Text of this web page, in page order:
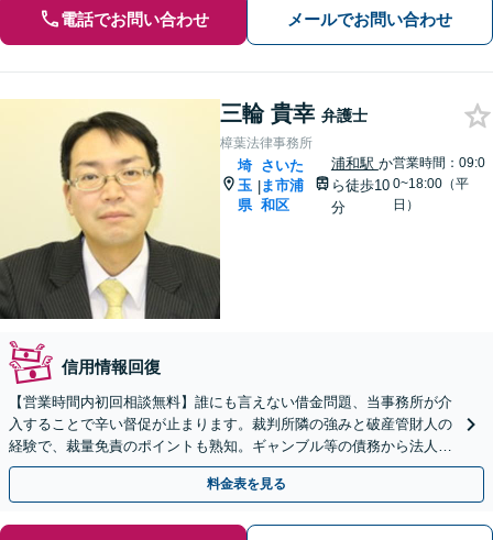
電話でお問い合わせ メールでお問い合わせ
三輪 貴幸 弁護士
樟葉法律事務所
埼
玉
県
|
さいた
ま市浦
和区
浦和駅 か
ら徒歩10
分
営業時間：09:0
0~18:00（平
日）
信用情報回復
【営業時間内初回相談無料】誰にも言えない借金問題、当事務所が介
入することで辛い督促が止まります。裁判所隣の強みと破産管財人の
経験で、裁量免責のポイントも熟知。ギャンブル等の債務から法人破
産まで広く対応。完全個室でじっくりお話を伺います。
料金表を見る